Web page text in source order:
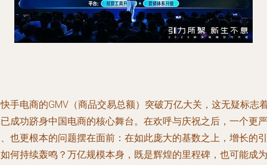
手电商的GMV（商品交易总额）突破万亿大关，这无疑标志
成功跻身中国电商的核心舞台。在欢呼与庆祝之后，一个更严
也更根本的问题摆在面前：在如此庞大的基数之上，增长的引
何持续轰鸣？万亿规模本身，既是辉煌的里程碑，也可能成为